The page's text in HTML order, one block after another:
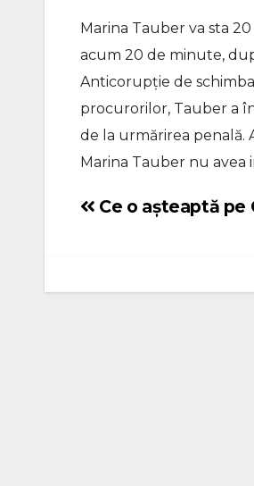
Marina Tauber va sta
acum 20 de minute,
Anticorupție de
procurorilor, Tauber a
de la urmărirea penală.
Marina Tauber nu avea
Navigare
Ce o așteaptă pe